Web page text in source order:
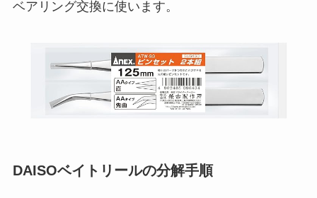
ベアリング交換に使います。
DAISOベイトリールの分解手順